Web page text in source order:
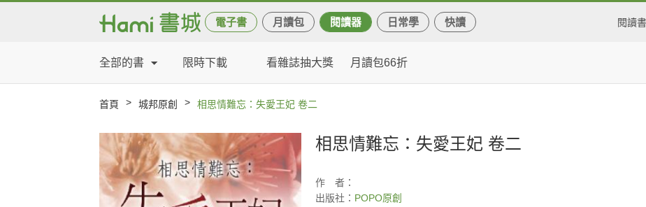
電子書 月讀包 閱讀器 日常學 快讀 閱讀
全部的書 限時下載 看雜誌抽大獎 月讀包66折
首頁 > 城邦原創 > 相思情難忘：失愛王妃 卷二
相思情難忘：失愛王妃 卷二
作
者：
出版社： POPO原創